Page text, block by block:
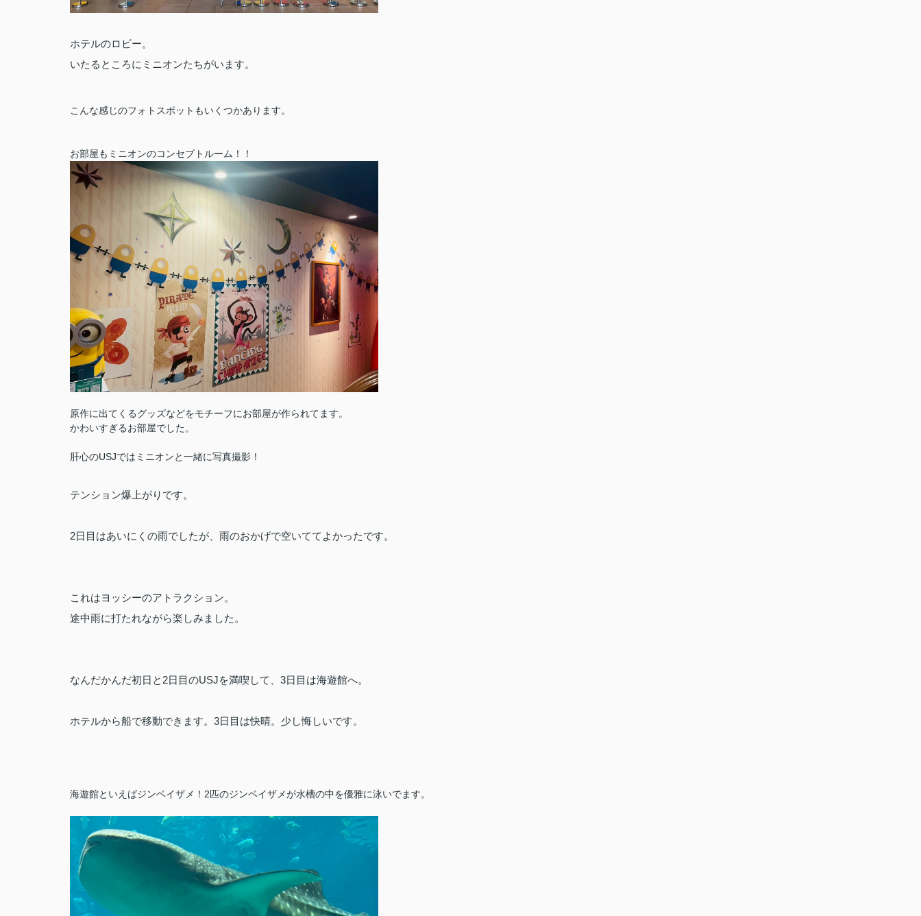
ホテルのロビー。
いたるところにミニオンたちがいます。
こんな感じのフォトスポットもいくつかあります。
お部屋もミニオンのコンセプトルーム！！
原作に出てくるグッズなどをモチーフにお部屋が作られてます。
かわいすぎるお部屋でした。
肝心のUSJではミニオンと一緒に写真撮影！
テンション爆上がりです。
2日目はあいにくの雨でしたが、雨のおかげで空いててよかったです。
これはヨッシーのアトラクション。
途中雨に打たれながら楽しみました。
なんだかんだ初日と2日目のUSJを満喫して、3日目は海遊館へ。
ホテルから船で移動できます。3日目は快晴。少し悔しいです。
海遊館といえばジンベイザメ！2匹のジンベイザメが水槽の中を優雅に泳いでます。